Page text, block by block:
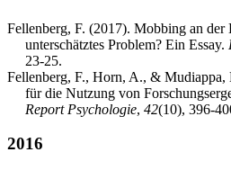
Fellenberg, F. (2017). Mobbing an der
unterschätztes Problem? Ein Essay.
23-25.
Fellenberg, F., Horn, A., & Mudiappa,
für die Nutzung von
Report Psychologie, 42(10), 396-
2016